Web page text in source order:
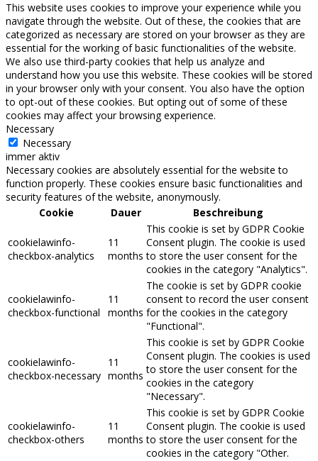
This website uses cookies to improve your experience while you
navigate through the website. Out of these, the cookies that are
categorized as necessary are stored on your browser as they are
essential for the working of basic functionalities of the website.
We also use third-party cookies that help us analyze and
understand how you use this website. These cookies will be stored
in your browser only with your consent. You also have the option
to opt-out of these cookies. But opting out of some of these
cookies may affect your browsing experience.
Necessary
Necessary
immer aktiv
Necessary cookies are absolutely essential for the website to
function properly. These cookies ensure basic functionalities and
security features of the website, anonymously.
Cookie
Dauer Beschreibung
cookielawinfo-
checkbox-analytics
11
months
This cookie is set by GDPR Cookie
Consent plugin. The cookie is used
to store the user consent for the
cookies in the category "Analytics".
cookielawinfo-
checkbox-functional
11
months
The cookie is set by GDPR cookie
consent to record the user consent
for the cookies in the category
"Functional".
cookielawinfo-
checkbox-necessary
11
months
This cookie is set by GDPR Cookie
Consent plugin. The cookies is used
to store the user consent for the
cookies in the category
"Necessary".
cookielawinfo-
checkbox-others
11
months
This cookie is set by GDPR Cookie
Consent plugin. The cookie is used
to store the user consent for the
cookies in the category "Other.